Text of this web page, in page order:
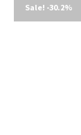
Sale! -30.2%